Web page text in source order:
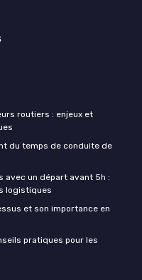
routiers : enjeux et
du temps de conduite de
avec un départ avant 5h :
logistiques
et son importance en
pratiques pour les